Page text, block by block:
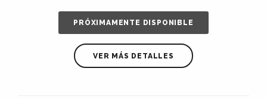
PRÓXIMAMENTE DISPONIBLE
VER MÁS DETALLES